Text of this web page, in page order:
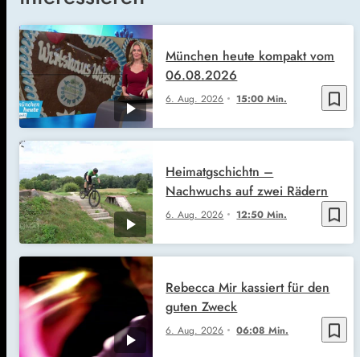
bookmark_border
6. Aug. 2026 15:00 Min.
München heute kompakt vom
06.08.2026
bookmark_border
6. Aug. 2026 12:50 Min.
Heimatgschichtn –
Nachwuchs auf zwei Rädern
bookmark_border
6. Aug. 2026 06:08 Min.
Rebecca Mir kassiert für den
guten Zweck